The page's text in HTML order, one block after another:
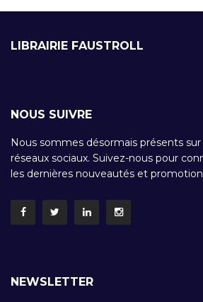
LIBRAIRIE FAUSTROLL
NOUS SUIVRE
Nous sommes désormais présents sur
réseaux sociaux. Suivez-nous pour
les dernières nouveautés et
NEWSLETTER